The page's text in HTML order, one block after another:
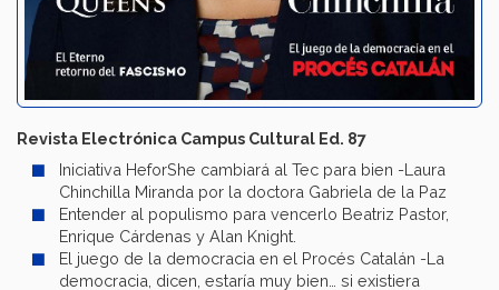
Revista Electrónica Campus Cultural Ed. 87
Iniciativa HeforShe cambiará al Tec para bien -Laura
Chinchilla Miranda por la doctora Gabriela de la Paz
Entender al populismo para vencerlo Beatriz Pastor,
Enrique Cárdenas y Alan Knight.
El juego de la democracia en el Procés Catalán -La
democracia, dicen, estaría muy bien… si existiera